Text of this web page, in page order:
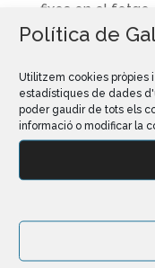
Política de
Utilitzem cookies pròpies
estadístiques de dades
poder gaudir de tots els
informació o modificar la
fixes en el fetge,
veus tot. Tens
Tot això
d’aprenentatge,
requereix de
servei i un 10%
que optaven
decidit fer-ho
Myvetpet –